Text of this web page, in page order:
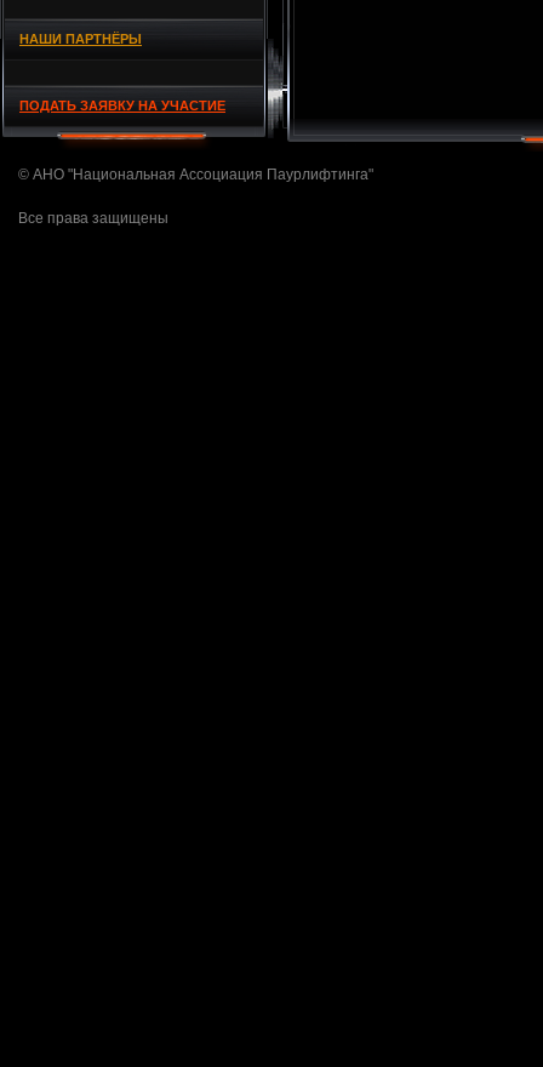
НАШИ ПАРТНЁРЫ
ПОДАТЬ ЗАЯВКУ НА УЧАСТИЕ
© АНО "Национальная Ассоциация Паурлифтинга"
Все права защищены